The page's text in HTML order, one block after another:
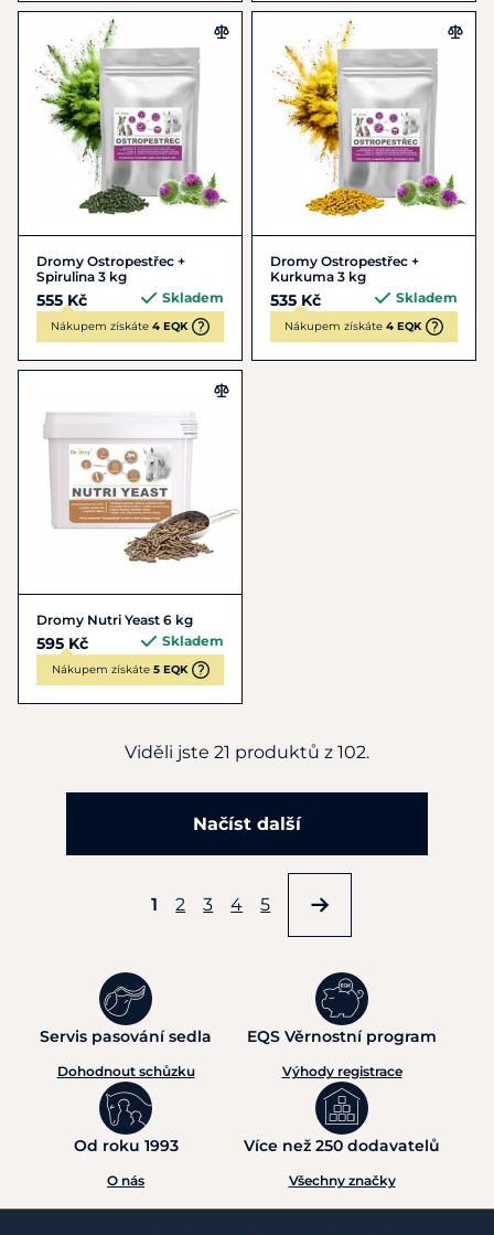
Dromy Ostropestřec +
Spirulina 3 kg
555 Kč Skladem
Nákupem získáte 4 EQK
Dromy Ostropestřec +
Kurkuma 3 kg
535 Kč Skladem
Nákupem získáte 4 EQK
Dromy Nutri Yeast 6 kg
595 Kč Skladem
Nákupem získáte 5 EQK
Viděli jste 21 produktů z 102.
Načíst další
1 2 3 4 5
Servis pasování sedla
Dohodnout schůzku
EQS Věrnostní program
Výhody registrace
Od roku 1993
O nás
Více než 250 dodavatelů
Všechny značky